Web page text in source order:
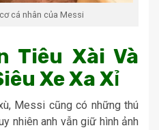
cá nhân của Messi
Tiêu Xài Và
Xe Xa Xỉ
Messi cũng có những thú
nhiên anh vẫn giữ hình ảnh